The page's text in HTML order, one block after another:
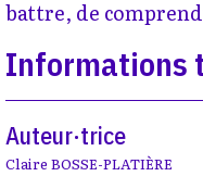
battre, de
Informations
Auteur·trice
Claire BOSSE-PLATIÈRE